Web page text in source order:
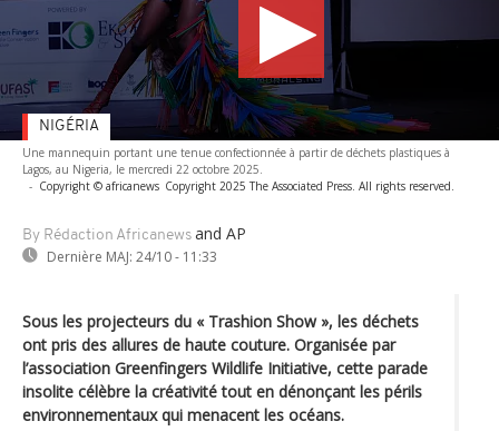
Une mannequin portant une tenue confectionnée à partir de déchets plastiques à
Lagos, au Nigeria, le mercredi 22 octobre 2025.
- Copyright © africanews Copyright 2025 The Associated Press. All rights reserved.
By Rédaction Africanews and AP
Dernière MAJ: 24/10 - 11:33
NIGÉRIA
Sous les projecteurs du « Trashion Show », les déchets
ont pris des allures de haute couture. Organisée par
l’association Greenfingers Wildlife Initiative, cette parade
insolite célèbre la créativité tout en dénonçant les périls
environnementaux qui menacent les océans.